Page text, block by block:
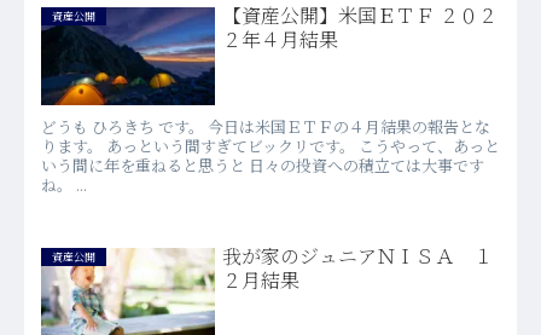
資産公開
【資産公開】米国ＥＴＦ ２０２
２年４月結果
どうも ひろきち です。 今日は米国ＥＴＦの４月結果の報告とな
ります。 あっという間すぎてビックリです。 こうやって、あっと
いう間に年を重ねると思うと 日々の投資への積立ては大事です
ね。 ...
資産公開
我が家のジュニアＮＩＳＡ １
２月結果